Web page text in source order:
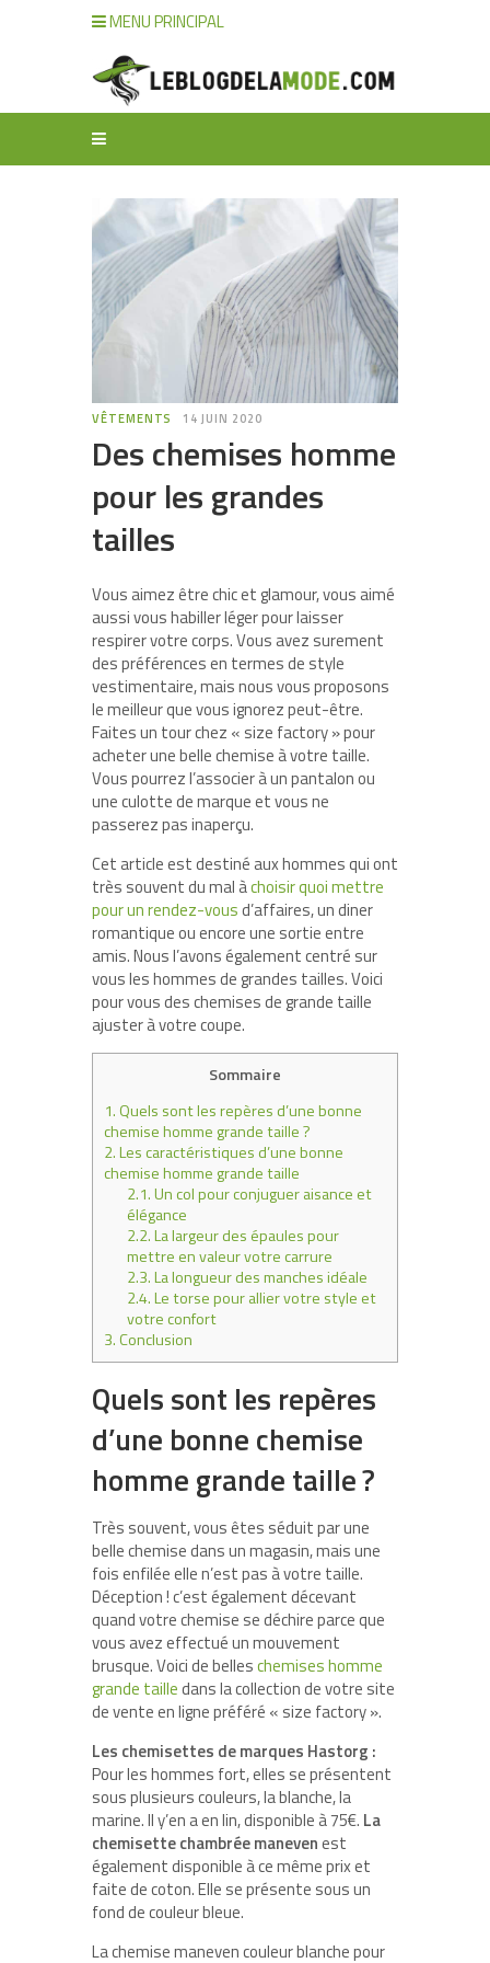
MENU PRINCIPAL
VÊTEMENTS 14 JUIN 2020
Des chemises homme
pour les grandes
tailles
Vous aimez être chic et glamour, vous aimé
aussi vous habiller léger pour laisser
respirer votre corps. Vous avez surement
des préférences en termes de style
vestimentaire, mais nous vous proposons
le meilleur que vous ignorez peut-être.
Faites un tour chez « size factory » pour
acheter une belle chemise à votre taille.
Vous pourrez l’associer à un pantalon ou
une culotte de marque et vous ne
passerez pas inaperçu.
Cet article est destiné aux hommes qui ont
très souvent du mal àchoisir quoi mettre
pour un rendez-vousd’affaires, un diner
romantique ou encore une sortie entre
amis. Nous l’avons également centré sur
vous les hommes de grandes tailles. Voici
pour vous des chemises de grande taille
ajuster à votre coupe.
Sommaire
1.Quels sont les repères d’une bonne
chemise homme grande taille ?
2.Les caractéristiques d’une bonne
chemise homme grande taille
2.1.Un col pour conjuguer aisance et
élégance
2.2.La largeur des épaules pour
mettre en valeur votre carrure
2.3.La longueur des manches idéale
2.4.Le torse pour allier votre style et
votre confort
3.Conclusion
Quels sont les repères
d’une bonne chemise
homme grande taille ?
Très souvent, vous êtes séduit par une
belle chemise dans un magasin, mais une
fois enfilée elle n’est pas à votre taille.
Déception ! c’est également décevant
quand votre chemise se déchire parce que
vous avez effectué un mouvement
brusque. Voici de belleschemises homme
grande tailledans la collection de votre site
de vente en ligne préféré « size factory ».
Les chemisettes de marques Hastorg :
Pour les hommes fort, elles se présentent
sous plusieurs couleurs, la blanche, la
marine. Il y’en a en lin, disponible à 75€. La
chemisette chambrée manevenest
également disponible à ce même prix et
faite de coton. Elle se présente sous un
fond de couleur bleue.
La chemise maneven couleur blanche pour